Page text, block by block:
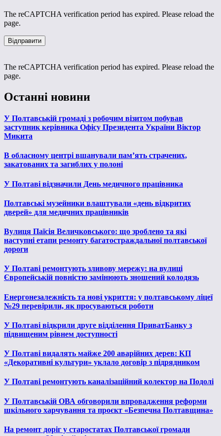
The reCAPTCHA verification period has expired. Please reload the
page.
The reCAPTCHA verification period has expired. Please reload the
page.
Останні новини
У Полтавській громаді з робочим візитом побував
заступник керівника Офісу Президента України Віктор
Микита
В обласному центрі вшанували пам’ять страчених,
закатованих та загиблих у полоні
У Полтаві відзначили День медичного працівника
Полтавські музейники влаштували «день відкритих
дверей» для медичних працівників
Вулиця Паїсія Величковського: що зроблено та які
наступні етапи ремонту багатостраждальної полтавської
дороги
У Полтаві ремонтують зливову мережу: на вулиці
Європейській повністю замінюють зношений колодязь
Енергонезалежність та нові укриття: у полтавському ліцеї
№29 перевірили, як просуваються роботи
У Полтаві відкрили друге відділення ПриватБанку з
підвищеним рівнем доступності
У Полтаві видалять майже 200 аварійних дерев: КП
«Декоративні культури» уклало договір з підрядником
У Полтаві ремонтують каналізаційний колектор на Подолі
У Полтавській ОВА обговорили впровадження реформи
шкільного харчування та проєкт «Безпечна Полтавщина»
На ремонт доріг у старостатах Полтавської громади